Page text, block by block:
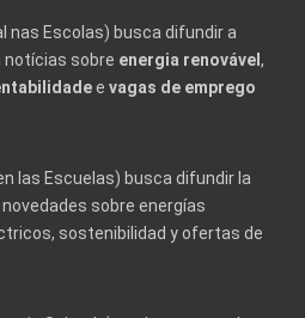
nas Escolas) busca difundir a
sobre energia renovável ,
e vagas de emprego
las Escuelas) busca difundir la
sobre energías
sostenibilidad y ofertas de